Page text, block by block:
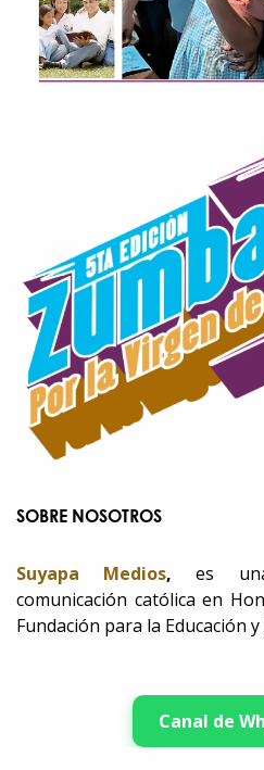
SOBRE NOSOTROS
Suyapa Medios, es una
comunicación católica en
Fundación para la Educación
Canal de